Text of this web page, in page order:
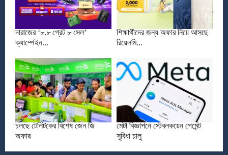
দারাজের ‘৮.৮ গ্রেট ৮ সেল’
ক্যাম্পেইন...
শিক্ষার্থীদের জন্য অফার নিয়ে আসছে
রিয়েলমি...
চলছে টেলিটকের বিশেষ জেন জি
অফার
মেটা বিজ্ঞাপনে স্টেবলকয়েন পেমেন্ট
সুবিধা চালু